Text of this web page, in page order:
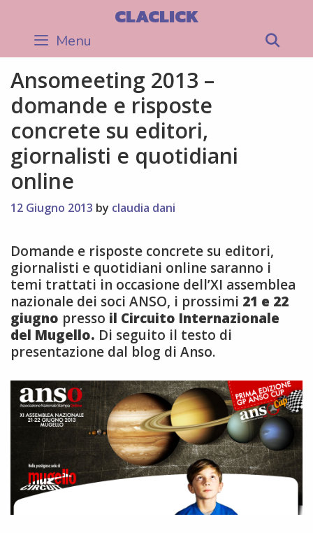
content
CLACLICK
Menu
Ansomeeting 2013 –
domande e risposte
concrete su editori,
giornalisti e quotidiani
online
12 Giugno 2013 by claudia dani
Domande e risposte concrete su editori,
giornalisti e quotidiani online saranno i
temi trattati in occasione dell’XI assemblea
nazionale dei soci ANSO, i prossimi 21 e 22
giugno presso il Circuito Internazionale
del Mugello. Di seguito il testo di
presentazione dal blog di Anso.